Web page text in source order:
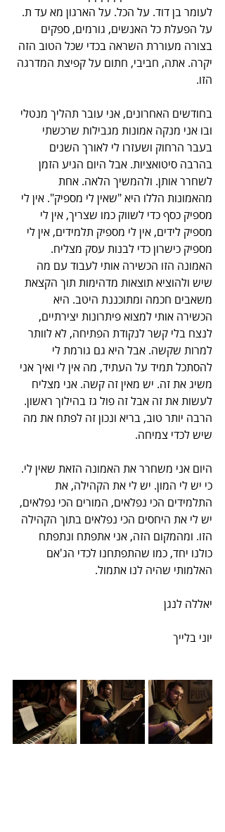
לעומר בן דוד. על הכל. על הארגון מא עד ת.
על הפעלת כל האנשים, גורמים, ספקים
בצורה מעוררת השראה בכדי שכל הטוב הזה
יקרה. אתה, חביבי, חתום על קפיצת המדרגה
הזו.
בחודשים האחרונים, אני עובר תהליך מנטלי
ובו אני מנקה אמונות מגבילות שרכשתי
בעבר הרחוק ושעזרו לי לאורך השנים
בהרבה סיטואציות. אבל היום הגיע הזמן
לשחרר אותן. ולהמשיך הלאה. אחת
מהאמונות הללו היא "שאין לי מספיק". אין לי
מספיק כסף כדי לשווק כמו שצריך, אין לי
מספיק לידים, אין לי מספיק תלמידים, אין לי
מספיק כישרון כדי לבנות עסק מצליח.
האמונה הזו הכשירה אותי לעבוד עם מה
שיש ולהוציא תוצאות מדהימות תוך הקצאת
משאבים חכמה ומתוכננת היטב. היא
הכשירה אותי למצוא פיתרונות יצירתיים,
לנצח בלי קשר לנקודת הפתיחה, לא לוותר
למרות שקשה. אבל היא גם גורמת לי
להסתכל תמיד על העתיד, מה אין לי ואיך אני
משיג את זה. יש מאין זה קשה. אני מצליח
לעשות את זה אבל זה פול גז בהילוך ראשון.
הרבה יותר טוב, בריא ונכון זה לפתח את מה
שיש לכדי צמיחה.
היום אני משחרר את האמונה הזאת שאין לי.
כי יש לי המון. יש לי את הקהילה, את
התלמידים הכי נפלאים, המורים הכי נפלאים,
יש לי את היחסים הכי נפלאים בתוך הקהילה
הזו. ומהמקום הזה, אני אתפתח ונתפתח
כולנו יחד, כמו שהתפתחנו לכדי הג'אם
האלמותי שהיה לנו אתמול.
יאללה לנגן
יוני בלייך